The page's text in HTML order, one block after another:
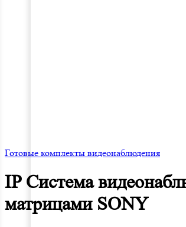
Готовые комплекты видеонаблюдения
IP Система
матрицами SONY